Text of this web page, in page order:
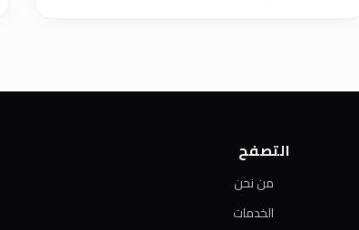
التصفح
من نحن
الخدمات